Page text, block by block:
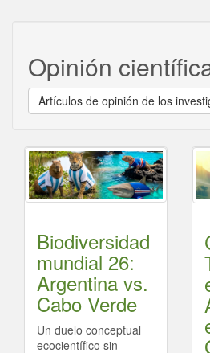
Opinión
Artículos de opinión de los
Biodiversidad
mundial 26:
Argentina vs.
Cabo Verde
Un duelo conceptual
ecocientífico sin